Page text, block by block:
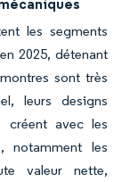
les segments
2025, détenant
sont très
leurs designs
créent avec les
notamment les
valeur nette,